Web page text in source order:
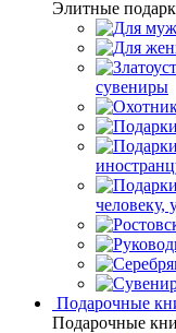
Элитные
сувениры
человеку,
Подарочные
Подарочные